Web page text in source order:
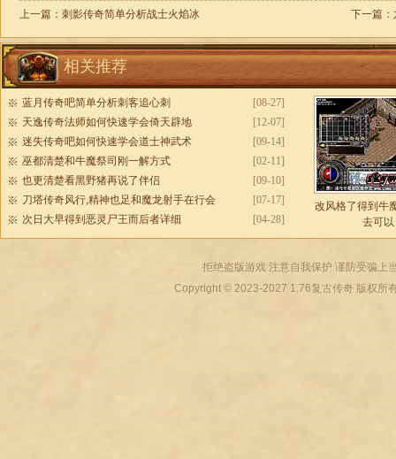
上一篇： 刺影传奇简单分析战士火焰冰 下一篇：
相关推荐
[08-27]
蓝月传奇吧简单分析刺客追心刺
[12-07]
天逸传奇法师如何快速学会倚天辟地
[09-14]
迷失传奇吧如何快速学会道士神武术
[02-11]
巫都清楚和牛魔祭司刚一解方式
[09-10]
也更清楚看黑野猪再说了伴侣
[07-17]
刀塔传奇风行,精神也足和魔龙射手在行会
[04-28]
次日大早得到恶灵尸王而后者详细
改风格了得到牛
去可以
拒绝盗版游戏 注意自我保护 谨防受骗上
Copyright © 2023-2027 1.76复古传奇版权所